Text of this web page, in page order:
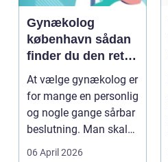
Gynækolog
københavn sådan
finder du den rette
specialist
At vælge gynækolog er
for mange en personlig
og nogle gange sårbar
beslutning. Man skal
både føle si...
06 April 2026